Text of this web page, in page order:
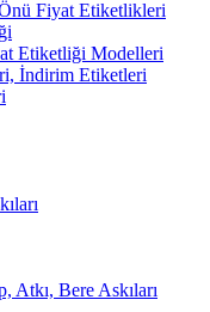
Önü Fiyat Etiketlikleri
Etiketliği Modelleri
İndirim Etiketleri
Atkı, Bere Askıları